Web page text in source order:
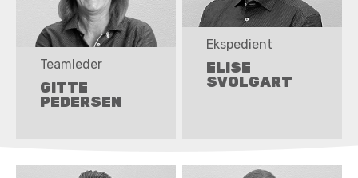
Teamleder
GITTE
PEDERSEN
Ekspedient
ELISE
SVOLGART